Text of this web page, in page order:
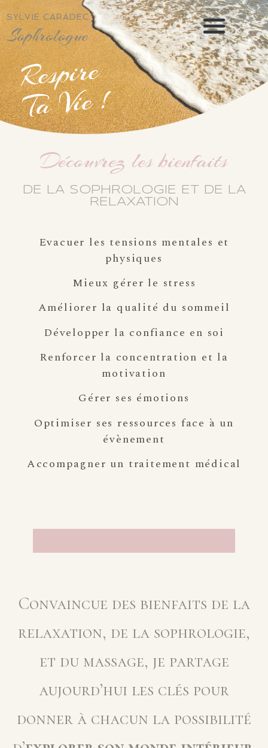
SYLVIE CARADEC
Sophrologue
Respire
Ta Vie !
Découvrez les bienfaits
DE LA SOPHROLOGIE ET DE LA
RELAXATION
Evacuer les tensions mentales et
physiques
Mieux gérer le stress
Améliorer la qualité du sommeil
Développer la confiance en soi
Renforcer la concentration et la
motivation
Gérer ses émotions
Optimiser ses ressources face à un
évènement
Accompagner un traitement médical
SÉANCES DE GROUPE
MASSAGES
Convaincue des bienfaits de la
relaxation, de la sophrologie,
et du massage, je partage
aujourd’hui les clés pour
donner à chacun la possibilité